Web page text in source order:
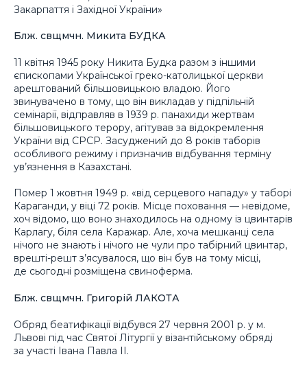
Закарпаття і Західної України»
Блж. свщмчн. Микита БУДКА
11 квітня 1945 року Никита Будка разом з іншими
єпископами Української греко-католицької церкви
арештований більшовицькою владою. Його
звинувачено в тому, що він викладав у підпільній
семінарії, відправляв в 1939 р. панахиди жертвам
більшовицького терору, агітував за відокремлення
України від СРСР. Засуджений до 8 років таборів
особливого режиму і призначив відбування терміну
ув’язнення в Казахстані.
Помер 1 жовтня 1949 р. «від серцевого нападу» у таборі
Караганди, у віці 72 років. Місце поховання — невідоме,
хоч відомо, що воно знаходилось на одному із цвинтарів
Карлагу, біля села Каражар. Але, хоча мешканці села
нічого не знають і нічого не чули про табірний цвинтар,
врешті-решт з’ясувалося, що він був на тому місці,
де сьогодні розміщена свиноферма.
Блж. свщмчн. Григорій ЛАКОТА
Обряд беатифікації відбувся 27 червня 2001 р. у м.
Львові під час Святої Літургії у візантійському обряді
за участі Івана Павла ІІ.